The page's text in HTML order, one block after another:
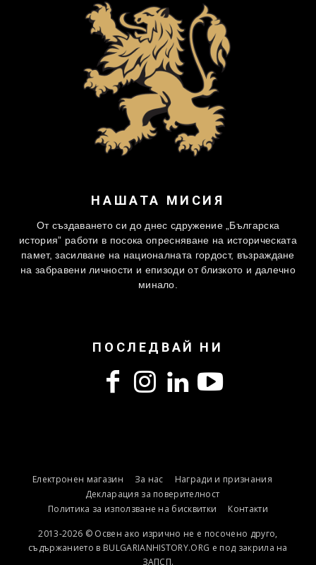
НАШАТА МИСИЯ
От създаването си до днес сдружение „Българска
история” работи в посока опресняване на историческата
памет, засилване на националната гордост, възраждане
на забравени личности и епизоди от близкото и далечно
минало.
ПОСЛЕДВАЙ НИ
Електронен магазин За нас
Награди и признания
Декларация за поверителност
Политика за използване на бисквитки
Контакти
2013-2026 © Освен ако изрично не е посочено друго,
съдържанието в BULGARIANHISTORY.ORG е под закрила на
ЗАПСП.